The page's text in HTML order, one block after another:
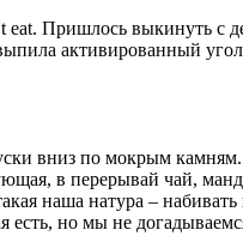
eat. Пришлось выкинуть
активированный
вниз по мокрым
в перерывай чай,
наша натура –
но мы не